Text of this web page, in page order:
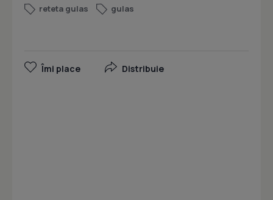
reteta gulas
gulas
Îmi place Distribuie